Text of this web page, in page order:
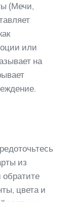
(Мечи,
или
на
из
обратите
цвета и